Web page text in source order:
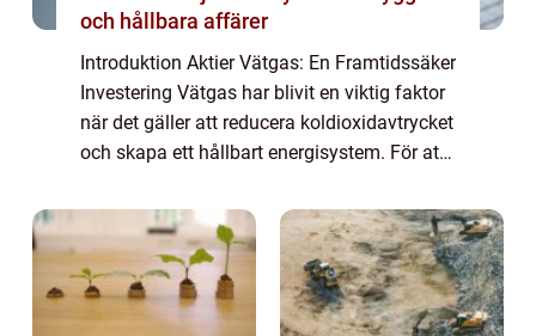
och hållbara affärer
Introduktion Aktier Vätgas: En Framtidssäker
Investering Vätgas har blivit en viktig faktor
när det gäller att reducera koldioxidavtrycket
och skapa ett hållbart energisystem. För att
investerare vänt sig till akti...